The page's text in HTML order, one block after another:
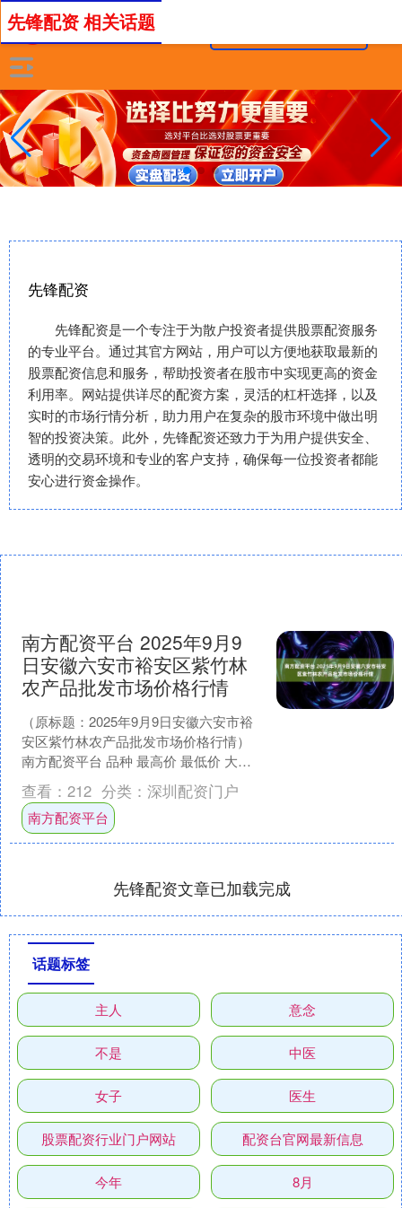
先锋配资
先锋配资是一个专注于为散户投资者提供股票配资服务
的专业平台。通过其官方网站，用户可以方便地获取最新的
股票配资信息和服务，帮助投资者在股市中实现更高的资金
利用率。网站提供详尽的配资方案，灵活的杠杆选择，以及
实时的市场行情分析，助力用户在复杂的股市环境中做出明
智的投资决策。此外，先锋配资还致力于为用户提供安全、
透明的交易环境和专业的客户支持，确保每一位投资者都能
安心进行资金操作。
先锋配资 相关话题
南方配资平台 2025年9月9
日安徽六安市裕安区紫竹林
农产品批发市场价格行情
（原标题：2025年9月9日安徽六安市裕
安区紫竹林农产品批发市场价格行情）
南方配资平台 品种 最高价 最低价 大宗
价 大白菜 1.80 0.80 1.60 油菜....
查看： 212 分类： 深圳配资门户
南方配资平台
先锋配资文章已加载完成
话题标签
主人 意念
不是 中医
女子 医生
股票配资行业门户网站 配资台官网最新信息
今年 8月